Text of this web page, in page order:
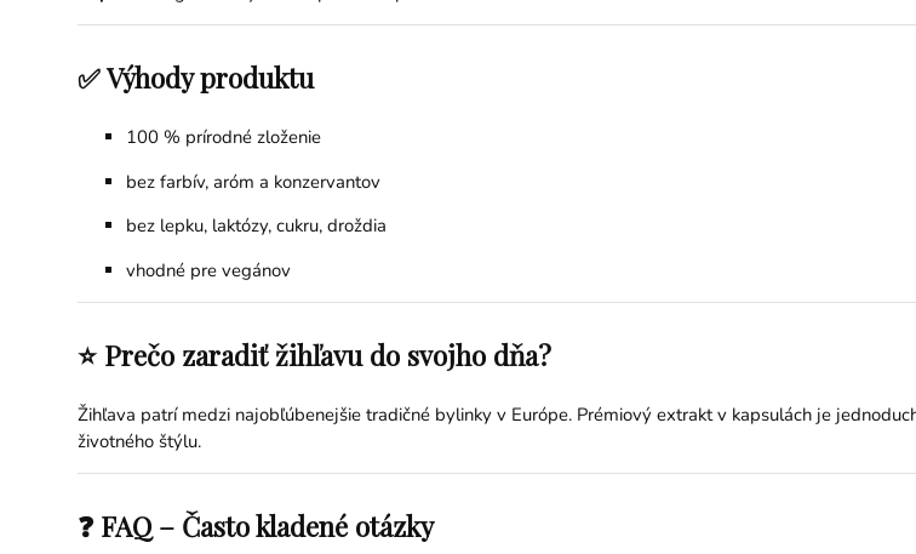
✅ Výhody produktu
100 % prírodné zloženie
bez farbív, aróm a konzervantov
bez lepku, laktózy, cukru, droždia
vhodné pre vegánov
⭐ Prečo zaradiť žihľavu do svojho dňa?
Žihľava patrí medzi najobľúbenejšie tradičné bylinky v Európe. Prémiový extrakt v kapsulách je
životného štýlu.
❓ FAQ – Často kladené otázky